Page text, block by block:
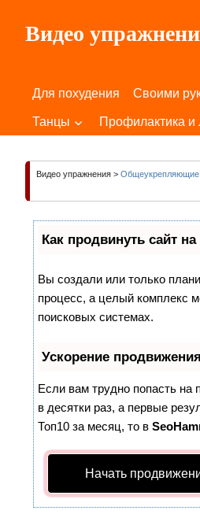
содержимому
Видео
Вашего
Для похудения Своими
Танцы Профилактика и
Видео упражнения > Общеукрепляющие
Как продвинуть сайт
Вы создали или только
процесс, а целый комплекс
поисковых системах.
Ускорение продвижения
Если вам трудно попасть на
в десятки раз, а первые
Топ10 за месяц, то в
Начать